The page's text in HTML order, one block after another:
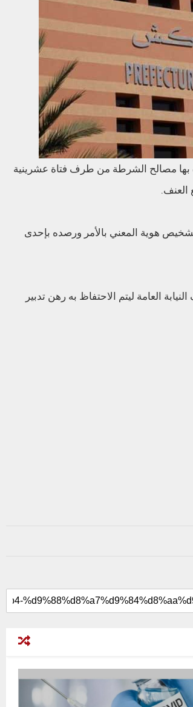
مصالح الشرطة من طرف فتاة عشرينية
العنف.
هوية المعني بالأمر ورصده بإحدى
العامة ليتم الاحتفاظ به رهن تدبير